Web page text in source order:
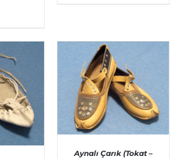
Aynalı Çarık (Tokat –